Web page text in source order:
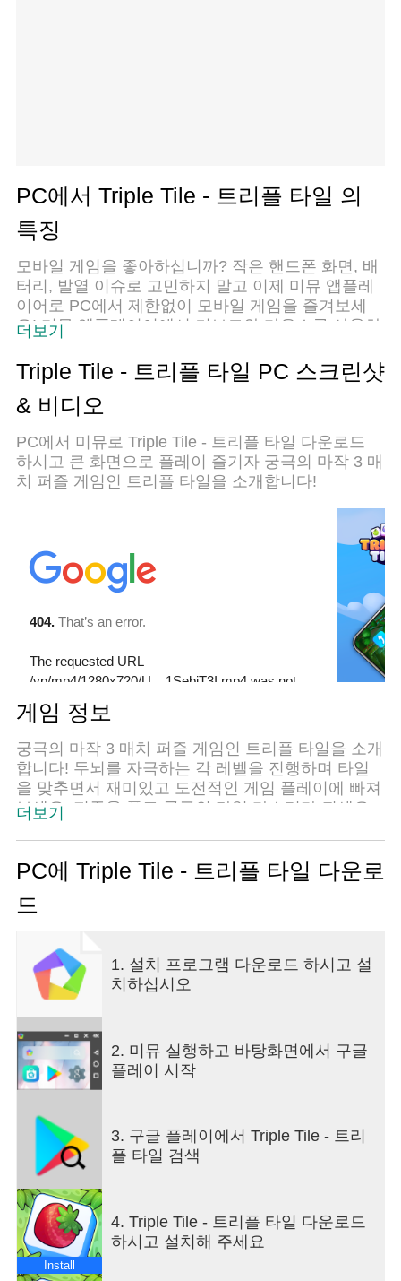
PC에서 Triple Tile - 트리플 타일 의
특징
모바일 게임을 좋아하십니까? 작은 핸드폰 화면, 배
터리, 발열 이슈로 고민하지 말고 이제 미뮤 앱플레
이어로 PC에서 제한없이 모바일 게임을 즐겨보세
요! 미뮤 앱플레이어에서 키보드와 마우스를 사용하
컴퓨터에서 다운로드 하시고 Triple Tile - 트리플 타
일 설치하세요. 배터리 걱정, 발열 걱정 필요없이 마
음껏 즐길수 있습니다; 미뮤 멀티로 무장하여 모바
더보기
Triple Tile - 트리플 타일 PC 스크린샷
& 비디오
PC에서 미뮤로 Triple Tile - 트리플 타일 다운로드
하시고 큰 화면으로 플레이 즐기자 궁극의 마작 3 매
치 퍼즐 게임인 트리플 타일을 소개합니다!
게임 정보
궁극의 마작 3 매치 퍼즐 게임인 트리플 타일을 소개
합니다! 두뇌를 자극하는 각 레벨을 진행하며 타일
을 맞추면서 재미있고 도전적인 게임 플레이에 빠져
보세요. 퍼즐을 풀고 궁극의 타일 마스터가 되세요.
가를 위한 완벽한 게임입니다.
3D 타일의 편안한 퍼즐 게임을 즐겨보세요. 같은 모
타일을 제거해야 합니다. 하지만 조심하세요! 매치
게임 레벨은 진행도에 따라 점차 어려워지며, 장애
물을 극복하고 퍼즐을 풀고 타일 마스터가 되기 위
해 전략적인 사고가 필요합니다.
트리플 타일 퍼즐 게임 특징:
* 마음을 차분하게 만드는 편안한 퍼즐 게임: 탭하고,
맞추고, 반복하세요. 아름다운 타일이 있는 유니크
* 두뇌 훈련을 위한 퍼즐 풀기: 각 레벨은 도전적인
난이도의 복잡한 3D 퍼즐입니다.
* 세계 여행: 그리스 해변에서 아마존 숲에 이르기까
* 수백 가지의 편안한 퍼즐 게임 및 타일 게임: 매월
추가되는 더 많은 레벨과 함께 흥미진진한 다양한
챕터를 플레이하세요.
더보기
PC에 Triple Tile - 트리플 타일 다운로
드
1. 설치 프로그램 다운로드 하시고 설
치하십시오
2. 미뮤 실행하고 바탕화면에서 구글
플레이 시작
3. 구글 플레이에서 Triple Tile - 트리
플 타일 검색
Install
4. Triple Tile - 트리플 타일 다운로드
하시고 설치해 주세요